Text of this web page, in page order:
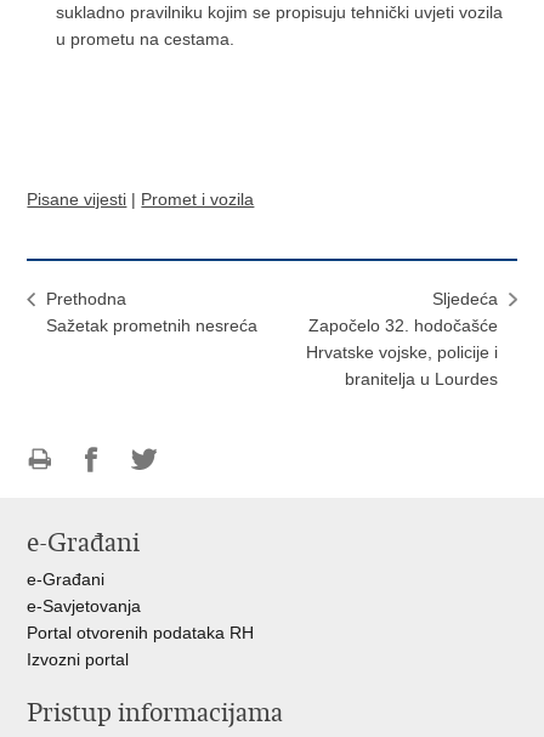
sukladno pravilniku kojim se propisuju tehnički uvjeti vozila
u prometu na cestama.
Pisane vijesti | Promet i vozila
Prethodna
Sažetak prometnih nesreća
Sljedeća
Započelo 32. hodočašće
Hrvatske vojske, policije i
branitelja u Lourdes
FacebookuTwitteru
e-Građani
e-Građani
e-Savjetovanja
Portal otvorenih podataka RH
Izvozni portal
Pristup informacijama